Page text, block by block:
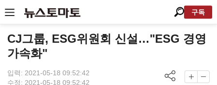
구독
CJ그룹, ESG위원회 신설…"ESG 경영
가속화"
입력: 2021-05-18 09:52:42
수정: 2021-05-18 09:52:42